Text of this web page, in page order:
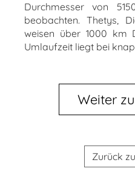
Durchmesser von
beobachten. Thetys,
weisen über 1000 km
Umlaufzeit liegt bei
Weiter
Zurück